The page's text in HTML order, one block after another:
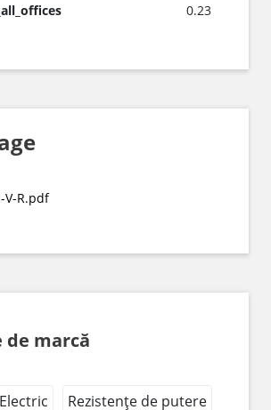
0.23
V-R.pdf
de marcă
Rezistențe de putere